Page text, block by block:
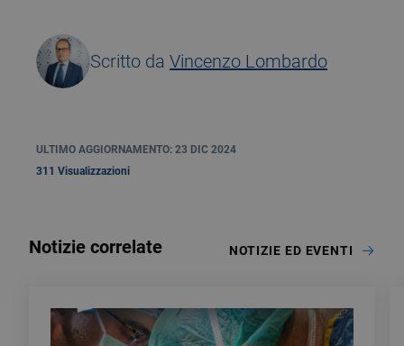
Scritto da Vincenzo Lombardo
ULTIMO AGGIORNAMENTO: 23 DIC 2024
311 Visualizzazioni
Notizie correlate NOTIZIE ED EVENTI